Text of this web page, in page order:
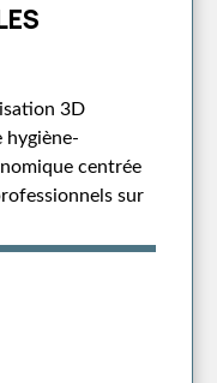
3D
hygiène-
centrée
sur